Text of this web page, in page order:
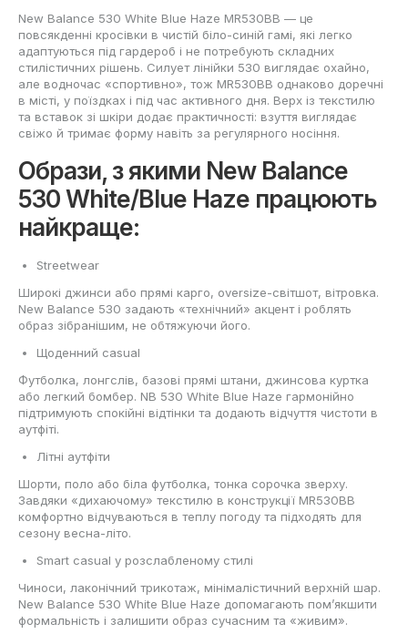
New Balance 530 White Blue Haze MR530BB — це
повсякденні кросівки в чистій біло-синій гамі, які легко
адаптуються під гардероб і не потребують складних
стилістичних рішень. Силует лінійки 530 виглядає охайно,
але водночас «спортивно», тож MR530BB однаково доречні
в місті, у поїздках і під час активного дня. Верх із текстилю
та вставок зі шкіри додає практичності: взуття виглядає
свіжо й тримає форму навіть за регулярного носіння.
Образи, з якими New Balance
530 White/Blue Haze працюють
найкраще:
Streetwear
Широкі джинси або прямі карго, oversize-світшот, вітровка.
New Balance 530 задають «технічний» акцент і роблять
образ зібранішим, не обтяжуючи його.
Щоденний casual
Футболка, лонгслів, базові прямі штани, джинсова куртка
або легкий бомбер. NB 530 White Blue Haze гармонійно
підтримують спокійні відтінки та додають відчуття чистоти в
аутфіті.
Літні аутфіти
Шорти, поло або біла футболка, тонка сорочка зверху.
Завдяки «дихаючому» текстилю в конструкції MR530BB
комфортно відчуваються в теплу погоду та підходять для
сезону весна-літо.
Smart casual у розслабленому стилі
Чиноси, лаконічний трикотаж, мінімалістичний верхній шар.
New Balance 530 White Blue Haze допомагають пом’якшити
формальність і залишити образ сучасним та «живим».